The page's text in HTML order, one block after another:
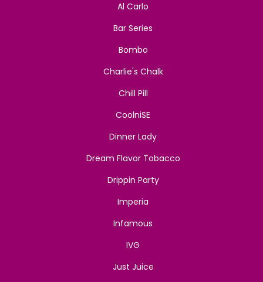
Al Carlo
Bar Series
Bombo
Charlie's Chalk
Chill Pill
CoolniSE
Dinner Lady
Dream Flavor Tobacco
Drippin Party
Imperia
Infamous
IVG
Just Juice